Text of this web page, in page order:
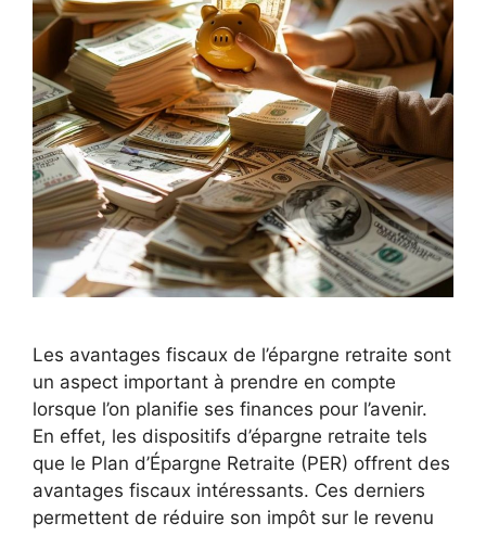
Les avantages fiscaux de l’épargne retraite sont
un aspect important à prendre en compte
lorsque l’on planifie ses finances pour l’avenir.
En effet, les dispositifs d’épargne retraite tels
que le Plan d’Épargne Retraite (PER) offrent des
avantages fiscaux intéressants. Ces derniers
permettent de réduire son impôt sur le revenu